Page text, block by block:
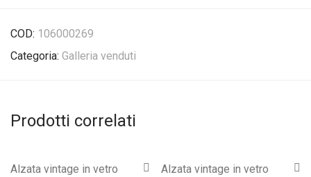
COD: 106000269
Categoria: Galleria venduti
Prodotti correlati
Alzata vintage in vetro
Alzata vintage in vetro